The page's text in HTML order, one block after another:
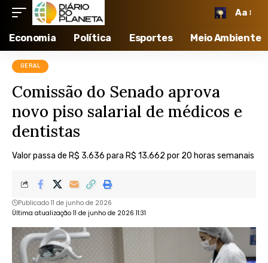
Aa
Economia Política Esportes Meio Ambiente
GERAL
Comissão do Senado aprova
novo piso salarial de médicos e
dentistas
Valor passa de R$ 3.636 para R$ 13.662 por 20 horas semanais
Última atualização 11 de junho de 2026 11:31
Publicado 11 de junho de 2026